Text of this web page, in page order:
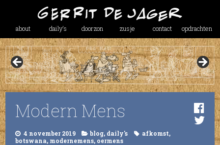
about daily’s doorzon zusje contact opdrachten
Modern Mens
4 november 2019 blog, daily's afkomst,
botswana, modernemens, oermens